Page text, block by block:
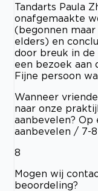
Tandarts Paula
onafgemaakte
(begonnen
elders) en
door breuk in de
een bezoek aan
Fijne persoon
Wanneer
naar onze
aanbevelen? Op
aanbevelen / 7-
8
Mogen wij
beoordeling?